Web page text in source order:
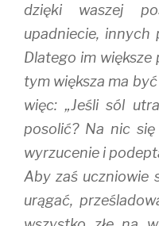
dzięki waszej
upadniecie, innych
Dlatego im większe
tym większa ma
więc: „Jeśli sól
posolić? Na nic
wyrzucenie i
Aby zaś uczniowie
urągać,